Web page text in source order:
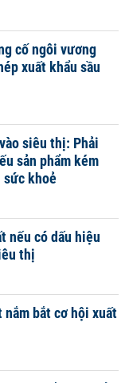
cố ngôi vương
xuất khẩu sầu
siêu thị: Phải
sản phẩm kém
sức khoẻ
nếu có dấu hiệu
thị
nắm bắt cơ hội xuất